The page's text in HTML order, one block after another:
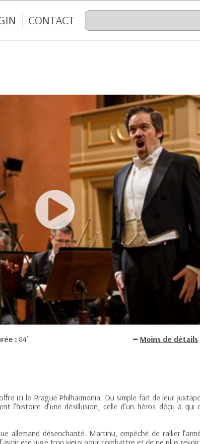
CONTACT
: 84’
Moins de détails
ici le Prague Philharmonia. Du simple fait de leur
l’histoire d’une désillusion, celle d’un héros déçu à qui
allemand désenchanté. Martinu, empêché de rallier